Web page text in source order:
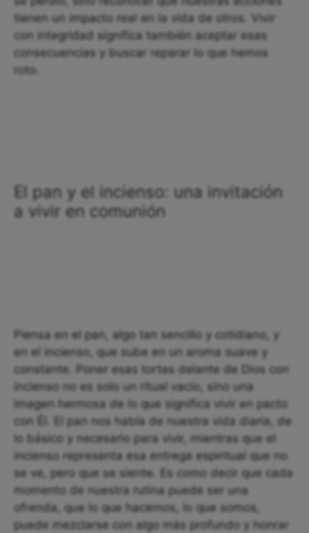
tienen un impacto real en la vida de otros. Vivir
con integridad significa también aceptar esas
consecuencias y buscar reparar lo que hemos
roto.
El pan y el incienso: una invitación
a vivir en comunión
Piensa en el pan, algo tan sencillo y cotidiano, y
en el incienso, que sube en un aroma suave y
constante. Poner esas tortas delante de Dios con
incienso no es solo un ritual vacío, sino una
imagen hermosa de lo que significa vivir en pacto
con Él. El pan nos habla de nuestra vida diaria, de
lo básico y necesario para vivir, mientras que el
incienso representa esa entrega espiritual que no
se ve, pero que se siente. Es como decir que cada
momento de nuestra rutina puede ser una
ofrenda, que lo que hacemos, lo que somos,
puede mezclarse con algo más profundo y honrar